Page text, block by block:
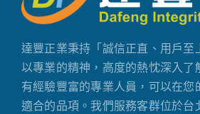
達豐正業秉持「誠信正直、用戶至
以專業的精神，高度的熱忱深入了
有經驗豐富的專業人員，可以在您
適合的品項。我們服務客群位於台